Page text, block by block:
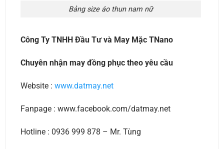
Bảng size áo thun nam nữ
Công Ty TNHH Đầu Tư và May Mặc TNano
Chuyên nhận may đồng phục theo yêu cầu
Website : www.datmay.net
Fanpage : www.facebook.com/datmay.net
Hotline : 0936 999 878 – Mr. Tùng